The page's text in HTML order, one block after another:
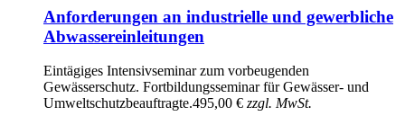
Anforderungen an industrielle und gewerbliche
Abwassereinleitungen
Eintägiges Intensivseminar zum vorbeugenden
Gewässerschutz. Fortbildungsseminar für Gewässer- und
Umweltschutzbeauftragte.495,00 € zzgl. MwSt.